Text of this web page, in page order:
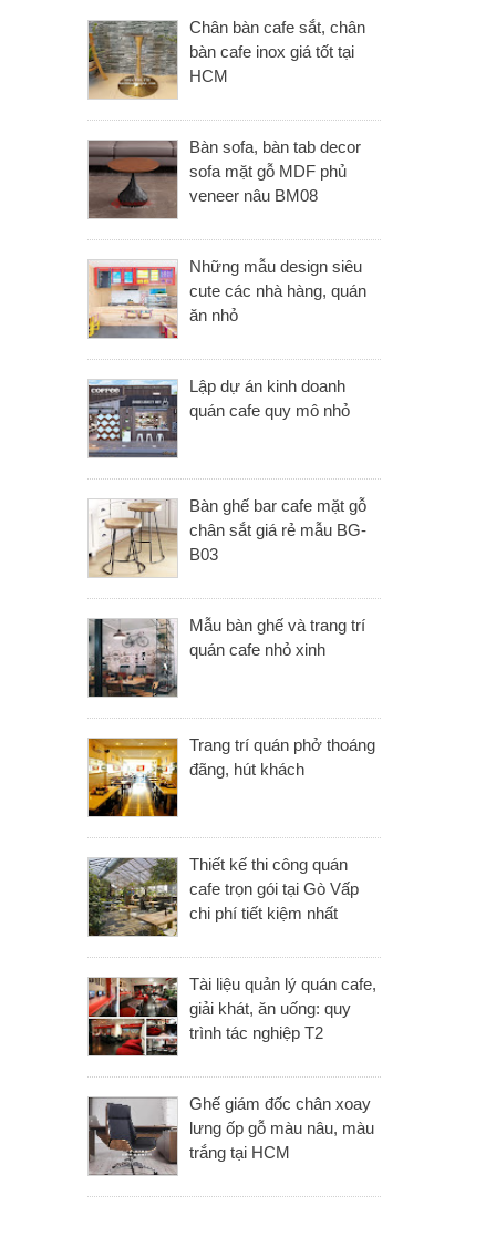
Chân bàn cafe sắt, chân
bàn cafe inox giá tốt tại
HCM
Bàn sofa, bàn tab decor
sofa mặt gỗ MDF phủ
veneer nâu BM08
Những mẫu design siêu
cute các nhà hàng, quán
ăn nhỏ
Lập dự án kinh doanh
quán cafe quy mô nhỏ
Bàn ghế bar cafe mặt gỗ
chân sắt giá rẻ mẫu BG-
B03
Mẫu bàn ghế và trang trí
quán cafe nhỏ xinh
Trang trí quán phở thoáng
đãng, hút khách
Thiết kế thi công quán
cafe trọn gói tại Gò Vấp
chi phí tiết kiệm nhất
Tài liệu quản lý quán cafe,
giải khát, ăn uống: quy
trình tác nghiệp T2
Ghế giám đốc chân xoay
lưng ốp gỗ màu nâu, màu
trắng tại HCM